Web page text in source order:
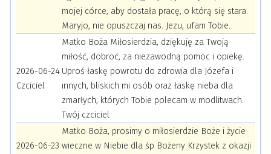
mojej córce, aby dostała pracę, o którą się stara.
Maryjo, nie opuszczaj nas. Jezu, ufam Tobie.
2026-06-24
Czciciel
Matko Boża Miłosierdzia, dziękuję za Twoją
miłość, dobroć, za niezawodną pomoc i opiekę.
Uproś łaskę powrotu do zdrowia dla Józefa i
innych, bliskich mi osób oraz łaskę nieba dla
zmarłych, których Tobie polecam w modlitwach.
Twój czciciel
2026-06-23
Matko Boża, prosimy o miłosierdzie Boże i życie
wieczne w Niebie dla śp Bożeny Krzystek z okazji